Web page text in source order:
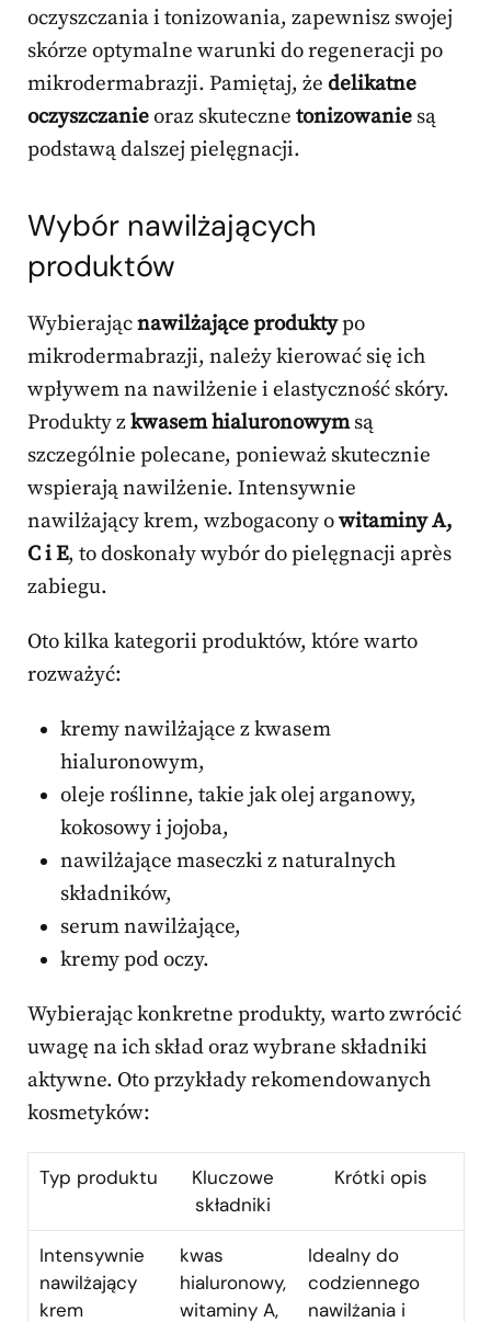
oczyszczania i tonizowania, zapewnisz swojej
skórze optymalne warunki do regeneracji po
mikrodermabrazji. Pamiętaj, że delikatne
oczyszczanieoraz skuteczne tonizowanie są
podstawą dalszej pielęgnacji.
Wybór nawilżających
produktów
Wybierającnawilżające produktypo
mikrodermabrazji, należy kierować się ich
wpływem na nawilżenie i elastyczność skóry.
Produkty zkwasem hialuronowymsą
szczególnie polecane, ponieważ skutecznie
wspierają nawilżenie. Intensywnie
nawilżający krem, wzbogacony owitaminy A,
C i E, to doskonały wybór do pielęgnacji après
zabiegu.
Oto kilka kategorii produktów, które warto
rozważyć:
kremy nawilżające z kwasem
hialuronowym,
oleje roślinne, takie jak olej arganowy,
kokosowy i jojoba,
nawilżające maseczki z naturalnych
składników,
serum nawilżające,
kremy pod oczy.
Wybierając konkretne produkty, warto zwrócić
uwagę na ich skład oraz wybrane składniki
aktywne. Oto przykłady rekomendowanych
kosmetyków:
Typ produktu
Kluczowe
składniki
Krótki opis
Intensywnie
nawilżający
krem
kwas
hialuronowy,
witaminy A,
Idealny do
codziennego
nawilżania i